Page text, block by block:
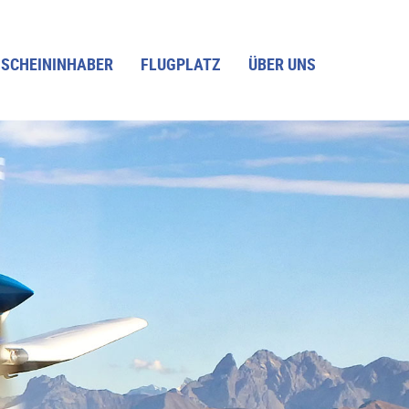
SCHEININHABER FLUGPLATZ ÜBER UNS